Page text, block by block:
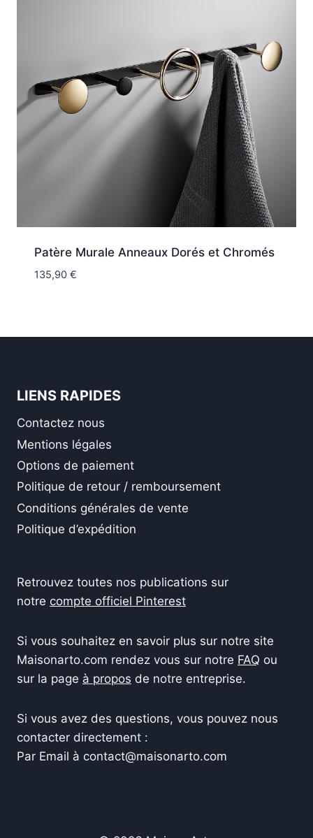
Patère Murale Anneaux Dorés et Chromés
135,90 €
LIENS RAPIDES
Contactez nous
Mentions légales
Options de paiement
Politique de retour / remboursement
Conditions générales de vente
Politique d’expédition
Retrouvez toutes nos publications sur
notre compte officiel Pinterest
Si vous souhaitez en savoir plus sur notre site
Maisonarto.com rendez vous sur notre FAQ ou
sur la page à propos de notre entreprise.
Si vous avez des questions, vous pouvez nous
contacter directement :
Par Email à contact@maisonarto.com